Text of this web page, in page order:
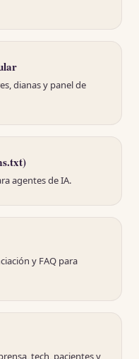
dianas y panel de
(se abre en una pestaña
agentes de IA.
y FAQ para
tech, pacientes y